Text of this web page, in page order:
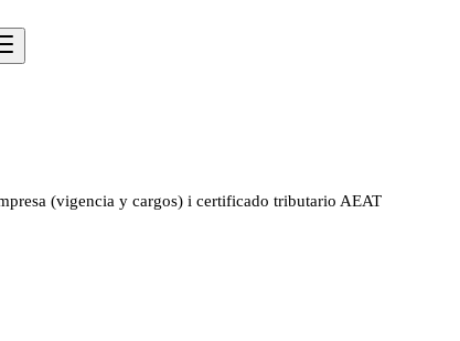
(vigencia y cargos) i certificado tributario AEAT